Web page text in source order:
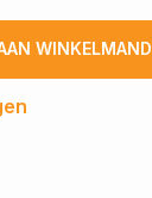
WINKELMAND